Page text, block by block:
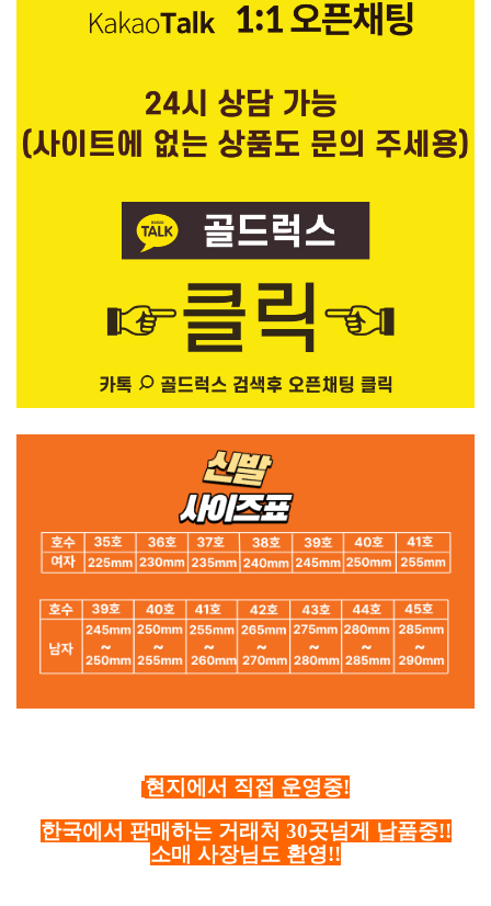
현지에서 직접 운영중!
한국에서 판매하는 거래처 30곳넘게 납품중!!
소매 사장님도 환영!!